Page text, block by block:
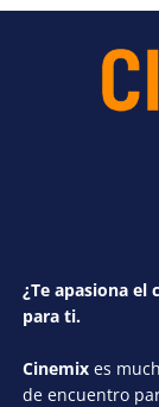
¿Te apasiona el
para ti.
Cinemix es
de encuentro